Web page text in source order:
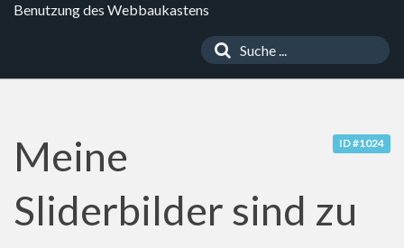
Benutzung des Webbaukastens
ID #1024
Meine
Sliderbilder sind zu